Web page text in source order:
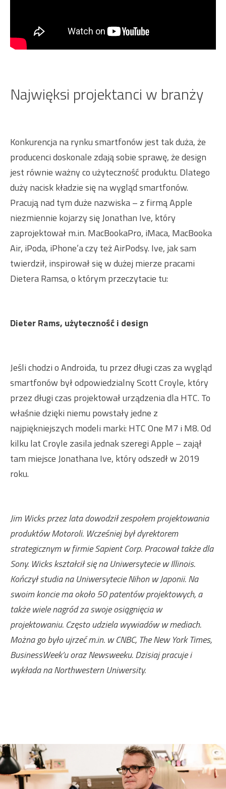
Najwięksi projektanci w branży
Konkurencja na rynku smartfonów jest tak duża, że
producenci doskonale zdają sobie sprawę, że design
jest równie ważny co użyteczność produktu. Dlatego
duży nacisk kładzie się na wygląd smartfonów.
Pracują nad tym duże nazwiska – z firmą Apple
niezmiennie kojarzy się Jonathan Ive, który
zaprojektował m.in. MacBookaPro, iMaca, MacBooka
Air, iPoda, iPhone’a czy też AirPodsy. Ive, jak sam
twierdził, inspirował się w dużej mierze pracami
Dietera Ramsa, o którym przeczytacie tu:
Dieter Rams, użyteczność i design
Jeśli chodzi o Androida, tu przez długi czas za wygląd
smartfonów był odpowiedzialny Scott Croyle, który
przez długi czas projektował urządzenia dla HTC. To
właśnie dzięki niemu powstały jedne z
najpiękniejszych modeli marki: HTC One M7 i M8. Od
kilku lat Croyle zasila jednak szeregi Apple – zajął
tam miejsce Jonathana Ive, który odszedł w 2019
roku.
Jim Wicks przez lata dowodził zespołem projektowania
produktów Motoroli. Wcześniej był dyrektorem
strategicznym w firmie Sapient Corp. Pracował także dla
Sony. Wicks kształcił się na Uniwersytecie w Illinois.
Kończył studia na Uniwersytecie Nihon w Japonii. Na
swoim koncie ma około 50 patentów projektowych, a
także wiele nagród za swoje osiągnięcia w
projektowaniu. Często udziela wywiadów w mediach.
Można go było ujrzeć m.in. w CNBC, The New York Times,
BusinessWeek’u oraz Newsweeku. Dzisiaj pracuje i
wykłada na Northwestern Uniwersity.